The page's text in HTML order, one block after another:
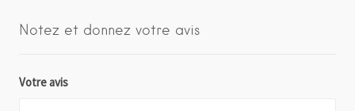
Notez et donnez votre avis
Votre avis